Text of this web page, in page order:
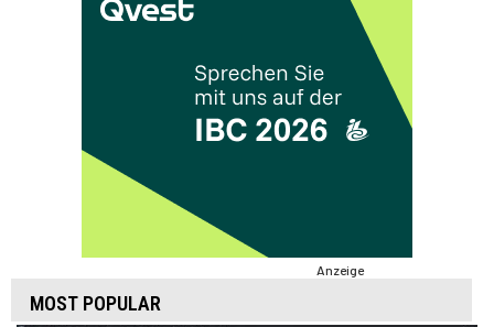
Anzeige
MOST POPULAR